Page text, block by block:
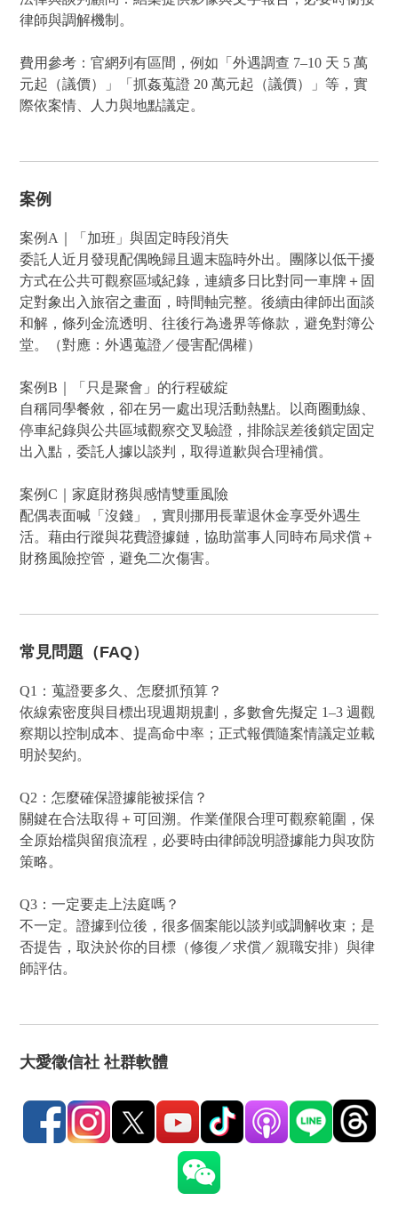
律師與調解機制。
費用參考：官網列有區間，例如「外遇調查 7–10 天 5 萬
元起（議價）」「抓姦蒐證 20 萬元起（議價）」等，實
際依案情、人力與地點議定。
案例
案例A｜「加班」與固定時段消失
委託人近月發現配偶晚歸且週末臨時外出。團隊以低干擾
方式在公共可觀察區域紀錄，連續多日比對同一車牌＋固
定對象出入旅宿之畫面，時間軸完整。後續由律師出面談
和解，條列金流透明、往後行為邊界等條款，避免對簿公
堂。（對應：外遇蒐證／侵害配偶權）
案例B｜「只是聚會」的行程破綻
自稱同學餐敘，卻在另一處出現活動熱點。以商圈動線、
停車紀錄與公共區域觀察交叉驗證，排除誤差後鎖定固定
出入點，委託人據以談判，取得道歉與合理補償。
案例C｜家庭財務與感情雙重風險
配偶表面喊「沒錢」，實則挪用長輩退休金享受外遇生
活。藉由行蹤與花費證據鏈，協助當事人同時布局求償＋
財務風險控管，避免二次傷害。
常見問題（FAQ）
Q1：蒐證要多久、怎麼抓預算？
依線索密度與目標出現週期規劃，多數會先擬定 1–3 週觀
察期以控制成本、提高命中率；正式報價隨案情議定並載
明於契約。
Q2：怎麼確保證據能被採信？
關鍵在合法取得＋可回溯。作業僅限合理可觀察範圍，保
全原始檔與留痕流程，必要時由律師說明證據能力與攻防
策略。
Q3：一定要走上法庭嗎？
不一定。證據到位後，很多個案能以談判或調解收束；是
否提告，取決於你的目標（修復／求償／親職安排）與律
師評估。
大愛徵信社 社群軟體